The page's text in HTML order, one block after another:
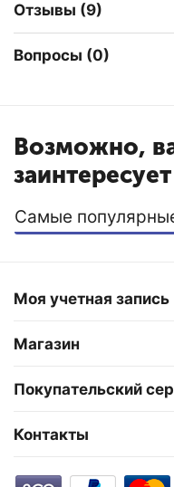
Отзывы (9)
Вопросы (0)
Возможно,
заинтересует
Самые
Моя учетная запись
Магазин
Покупательский
Контакты